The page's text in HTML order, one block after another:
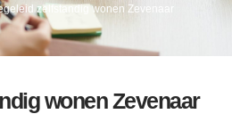
zelfstandig wonen Zevenaar
wonen Zevenaar